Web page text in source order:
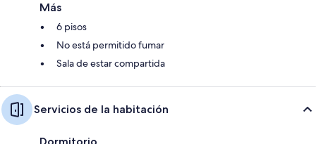
Más
6 pisos
No está permitido fumar
Sala de estar compartida
Servicios de la habitación